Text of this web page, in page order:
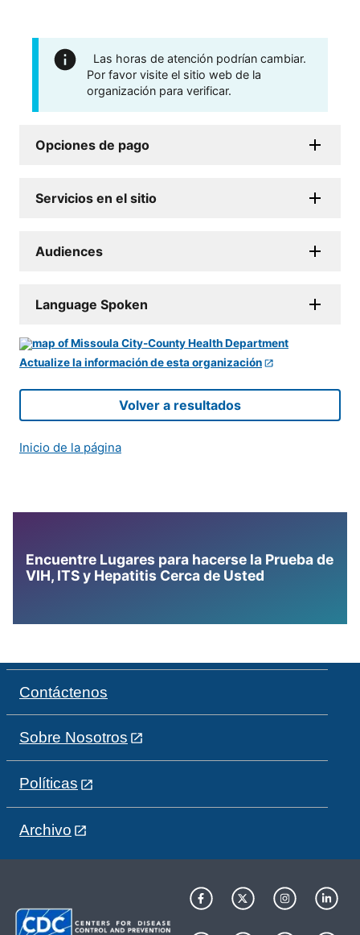
Las horas de atención podrían cambiar.
Por favor visite el sitio web de la
organización para verificar.
Opciones de pago
Servicios en el sitio
Audiences
Language Spoken
Actualize la información de esta organización
Volver a resultados
Inicio de la página
Encuentre Lugares para hacerse la Prueba de
VIH, ITS y Hepatitis Cerca de Usted
Contáctenos
Sobre Nosotros
Políticas
Archivo